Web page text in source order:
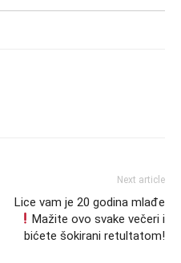
Next article
Lice vam je 20 godina mlađe
Mažite ovo svake večeri i
bićete šokirani retultatom!